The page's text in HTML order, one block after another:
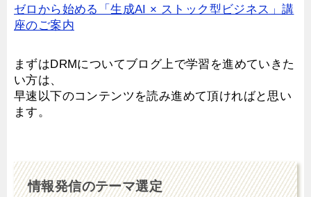
ゼロから始める「生成AI × ストック型ビジネス」講
座のご案内
まずはDRMについてブログ上で学習を進めていきた
い方は、
早速以下のコンテンツを読み進めて頂ければと思い
ます。
情報発信のテーマ選定